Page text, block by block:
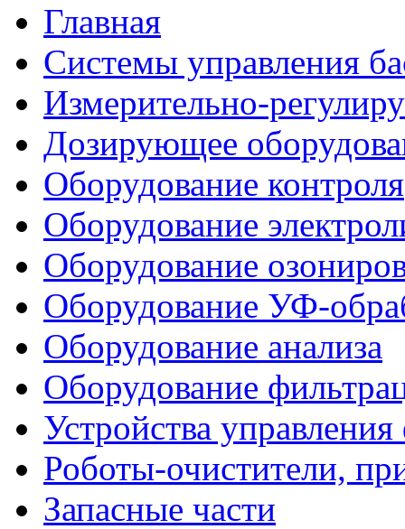
Главная
Системы управления
Измерительно-
Дозирующее
Оборудование контроля
Оборудование
Оборудование
Оборудование УФ-
Оборудование анализа
Оборудование
Устройства
Роботы-очистители,
Запасные части